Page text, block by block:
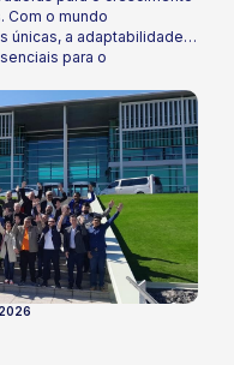
Com o mundo
únicas, a adaptabilidade e
para o
das discussões
estrategicamente as
frente às tendências